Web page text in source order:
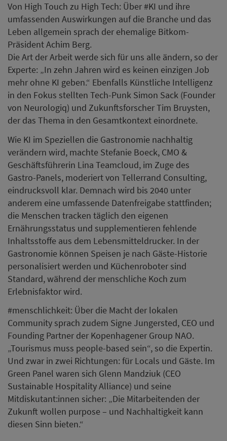
Von High Touch zu High Tech: Über #KI und ihre
umfassenden Auswirkungen auf die Branche und das
Leben allgemein sprach der ehemalige Bitkom-
Präsident Achim Berg.
Die Art der Arbeit werde sich für uns alle ändern, so der
Experte: „In zehn Jahren wird es keinen einzigen Job
mehr ohne KI geben.“ Ebenfalls Künstliche Intelligenz
in den Fokus stellten Tech-Punk Simon Sack (Founder
von Neurologiq) und Zukunftsforscher Tim Bruysten,
der das Thema in den Gesamtkontext einordnete.
Wie KI im Speziellen die Gastronomie nachhaltig
verändern wird, machte Stefanie Boeck, CMO &
Geschäftsführerin Lina Teamcloud, im Zuge des
Gastro-Panels, moderiert von Tellerrand Consulting,
eindrucksvoll klar. Demnach wird bis 2040 unter
anderem eine umfassende Datenfreigabe stattfinden;
die Menschen tracken täglich den eigenen
Ernährungsstatus und supplementieren fehlende
Inhaltsstoffe aus dem Lebensmitteldrucker. In der
Gastronomie können Speisen je nach Gäste-Historie
personalisiert werden und Küchenroboter sind
Standard, während der menschliche Koch zum
Erlebnisfaktor wird.
#menschlichkeit: Über die Macht der lokalen
Community sprach zudem Signe Jungersted, CEO und
Founding Partner der Kopenhagener Group NAO.
„Tourismus muss people-based sein“, so die Expertin.
Und zwar in zwei Richtungen: für Locals und Gäste. Im
Green Panel waren sich Glenn Mandziuk (CEO
Sustainable Hospitality Alliance) und seine
Mitdiskutant:innen sicher: „Die Mitarbeitenden der
Zukunft wollen purpose – und Nachhaltigkeit kann
diesen Sinn bieten.“